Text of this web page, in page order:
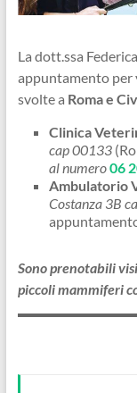
La dott.ssa
appuntamento per
svolte a Roma e
Clinica
cap 00133
al numero06
Ambulatorio
Costanza 3B
Sono prenotabili
piccoli mammiferi